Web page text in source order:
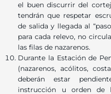
el buen discurrir del
tendrán que respetar
de salida y llegada al
para cada relevo, no
las filas de nazarenos.
Durante la Estación de
(nazarenos, acólitos,
deberán estar
instrucción u orden